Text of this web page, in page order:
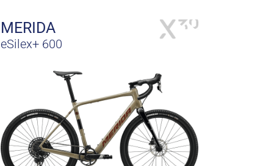
MERIDA
eSilex+ 600